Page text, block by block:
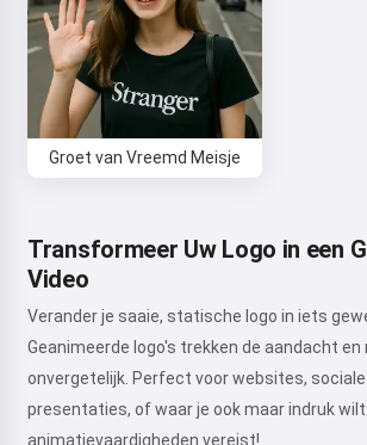
Groet van Vreemd Meisje
Transformeer Uw Logo in een
Video
Verander je saaie, statische logo in iets
Geanimeerde logo's trekken de aandacht en
onvergetelijk. Perfect voor websites, sociale
presentaties, of waar je ook maar indruk wilt
animatievaardigheden vereist!